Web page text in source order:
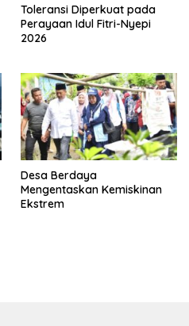
Toleransi Diperkuat pada
Perayaan Idul Fitri-Nyepi
2026
Desa Berdaya
Mengentaskan Kemiskinan
Ekstrem